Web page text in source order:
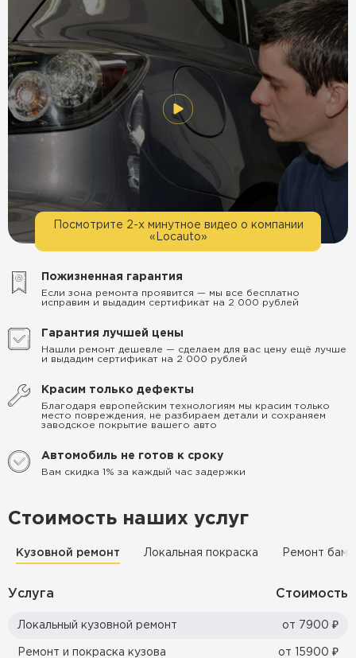
Посмотрите 2-х минутное видео о компании
«Locauto»
Пожизненная гарантия
Если зона ремонта проявится — мы все бесплатно
исправим и выдадим сертификат на 2 000 рублей
Гарантия лучшей цены
Нашли ремонт дешевле — сделаем для вас цену ещё лучше
и выдадим сертификат на 2 000 рублей
Красим только дефекты
Благодаря европейским технологиям мы красим только
место повреждения, не разбираем детали и сохраняем
заводское покрытие вашего авто
Автомобиль не готов к сроку
Вам скидка 1% за каждый час задержки
Стоимость наших услуг
Кузовной ремонт Локальная покраска Ремонт
Услуга Стоимость
Локальный кузовной ремонт от 7900 ₽
Ремонт и покраска кузова от 15900 ₽